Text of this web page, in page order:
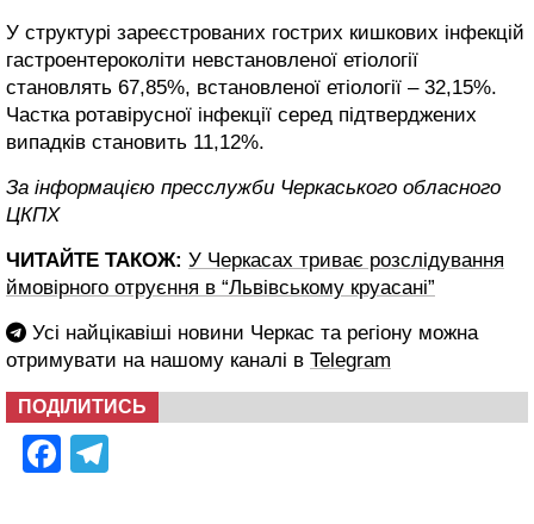
У структурі зареєстрованих гострих кишкових інфекцій
гастроентероколіти невстановленої етіології
становлять 67,85%, встановленої етіології – 32,15%.
Частка ротавірусної інфекції серед підтверджених
випадків становить 11,12%.
За інформацією пресслужби Черкаського обласного
ЦКПХ
ЧИТАЙТЕ ТАКОЖ: У Черкасах триває розслідування
ймовірного отруєння в “Львівському круасані”
Усі найцікавіші новини Черкас та регіону можна
отримувати на нашому каналі в Telegram
ПОДІЛИТИСЬ
Facebook